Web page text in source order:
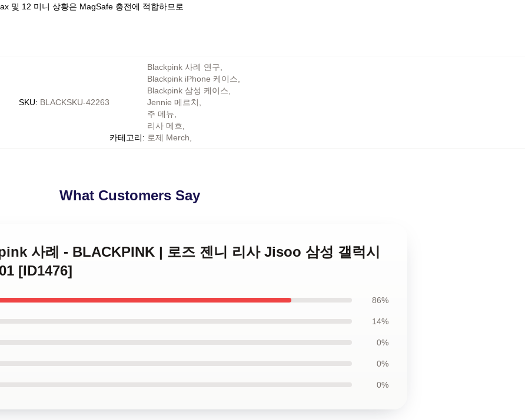
및 12 미니 상황은 MagSafe 충전에 적합하므로
SKU: BLACKSKU-42263
카테고리:
Blackpink 사례 연구
Blackpink iPhone 케이스
Blackpink 삼성 케이스
Jennie 메르치
주 메뉴
리사 메흐
로제 Merch
What Customers Say
사례 - BLACKPINK | 로즈 젠니 리사 Jisoo 삼성 갤럭시
[ID1476]
86%
14%
0%
0%
0%